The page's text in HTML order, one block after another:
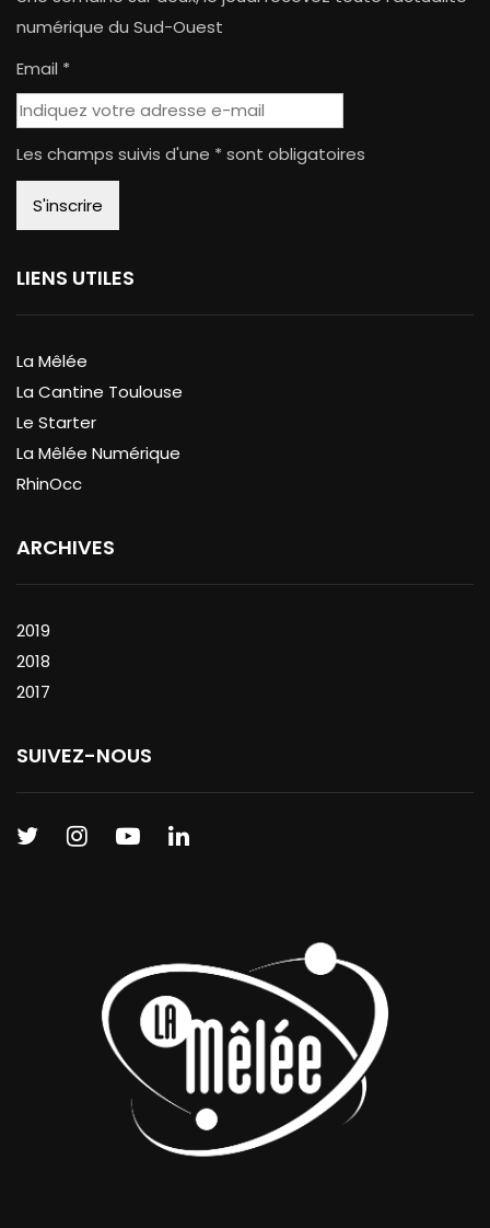
numérique du Sud-Ouest
Email *
Les champs suivis d'une * sont obligatoires
LIENS UTILES
La Mêlée
La Cantine Toulouse
Le Starter
La Mêlée Numérique
RhinOcc
ARCHIVES
2019
2018
2017
SUIVEZ-NOUS